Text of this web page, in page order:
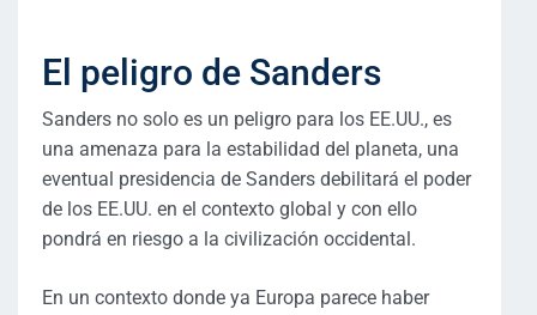
El peligro de Sanders
Sanders no solo es un peligro para los EE.UU., es
una amenaza para la estabilidad del planeta, una
eventual presidencia de Sanders debilitará el poder
de los EE.UU. en el contexto global y con ello
pondrá en riesgo a la civilización occidental.
En un contexto donde ya Europa parece haber